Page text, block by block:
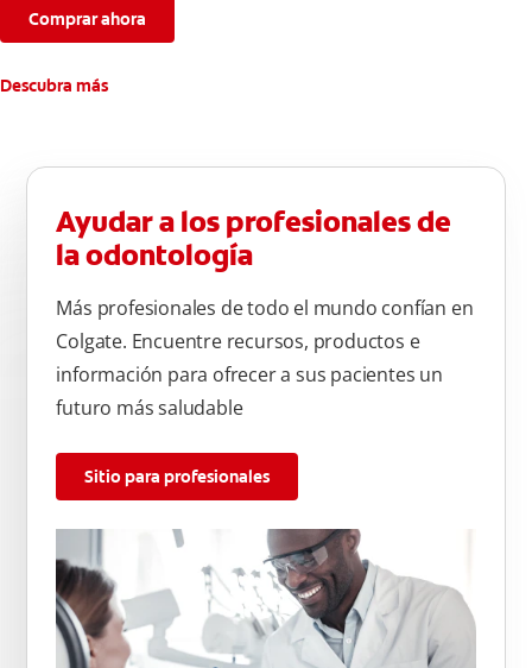
Comprar ahora
Descubra más
Ayudar a los profesionales de
la odontología
Más profesionales de todo el mundo confían en
Colgate. Encuentre recursos, productos e
información para ofrecer a sus pacientes un
futuro más saludable
Sitio para profesionales